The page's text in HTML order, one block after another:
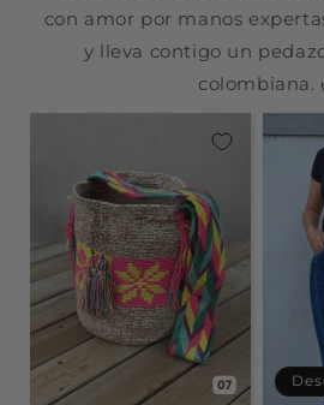
con amor por manos
y lleva contigo un
colombiana.